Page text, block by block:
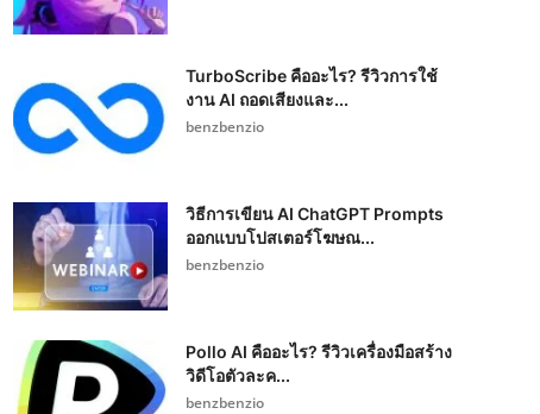
TurboScribe คืออะไร? รีวิวการใช้
งาน AI ถอดเสียงและ...
benzbenzio
วิธีการเขียน AI ChatGPT Prompts
ออกแบบโปสเตอร์โฆษณ...
benzbenzio
Pollo AI คืออะไร? รีวิวเครื่องมือสร้าง
วิดีโอตัวละค...
benzbenzio